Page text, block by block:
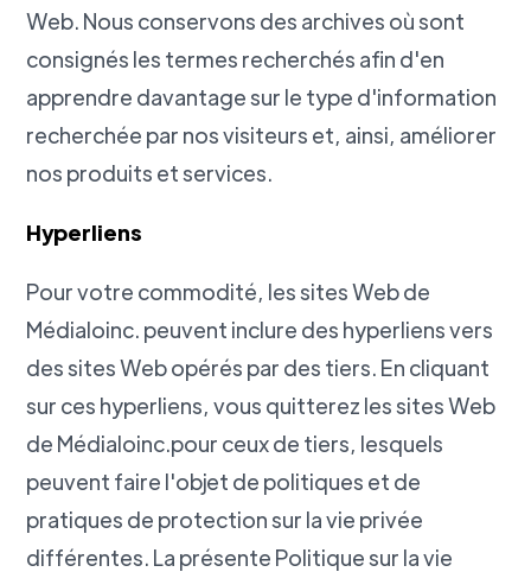
Web. Nous conservons des archives où sont
consignés les termes recherchés afin d'en
apprendre davantage sur le type d'information
recherchée par nos visiteurs et, ainsi, améliorer
nos produits et services.
Hyperliens
Pour votre commodité, les sites Web de
Médialoinc. peuvent inclure des hyperliens vers
des sites Web opérés par des tiers. En cliquant
sur ces hyperliens, vous quitterez les sites Web
de Médialoinc.pour ceux de tiers, lesquels
peuvent faire l'objet de politiques et de
pratiques de protection sur la vie privée
différentes. La présente Politique sur la vie